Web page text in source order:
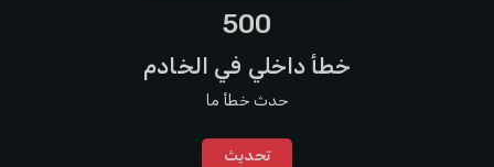
500
خطأ داخلي في الخادم
حدث خطأ ما
تحديث